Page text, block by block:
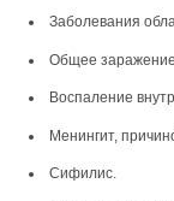
Заболевания
Общее заражение
Воспаление
Менингит,
Сифилис.